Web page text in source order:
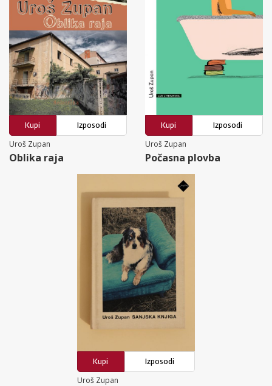
Kupi
Izposodi
Uroš Zupan
Oblika raja
Kupi
Izposodi
Uroš Zupan
Počasna plovba
Kupi
Izposodi
Uroš Zupan